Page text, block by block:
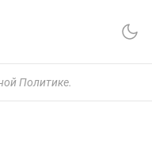
Политике.